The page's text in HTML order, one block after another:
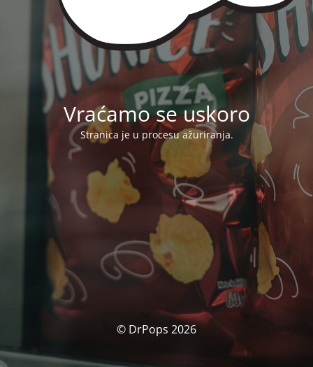
Vraćamo se uskoro
Stranica je u procesu ažuriranja.
© DrPops 2026